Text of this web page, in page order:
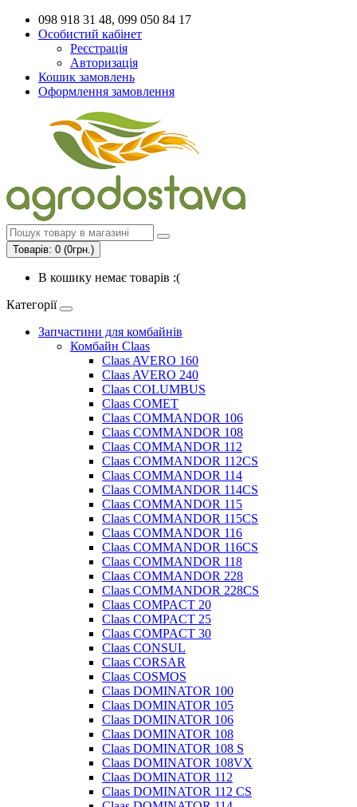
098 918 31 48, 099 050 84 17
Особистий кабінет
Реєстрація
Авторизація
Кошик замовлень
Оформлення замовлення
Товарів: 0 (0грн.)
В кошику немає товарів :(
Категорії
Запчастини для комбайнів
Комбайн Claas
Claas AVERO 160
Claas AVERO 240
Claas COLUMBUS
Claas COMET
Claas COMMANDOR 106
Claas COMMANDOR 108
Claas COMMANDOR 112
Claas COMMANDOR 112CS
Claas COMMANDOR 114
Claas COMMANDOR 114CS
Claas COMMANDOR 115
Claas COMMANDOR 115CS
Claas COMMANDOR 116
Claas COMMANDOR 116CS
Claas COMMANDOR 118
Claas COMMANDOR 228
Claas COMMANDOR 228CS
Claas COMPACT 20
Claas COMPACT 25
Claas COMPACT 30
Claas CONSUL
Claas CORSAR
Claas COSMOS
Claas DOMINATOR 100
Claas DOMINATOR 105
Claas DOMINATOR 106
Claas DOMINATOR 108
Claas DOMINATOR 108 S
Claas DOMINATOR 108VX
Claas DOMINATOR 112
Claas DOMINATOR 112 CS